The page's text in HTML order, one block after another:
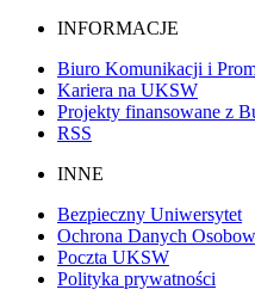
INFORMACJE
Biuro Komunikacji i
Kariera na UKSW
Projekty finansowane z
RSS
INNE
Bezpieczny Uniwersytet
Ochrona Danych
Poczta UKSW
Polityka prywatności